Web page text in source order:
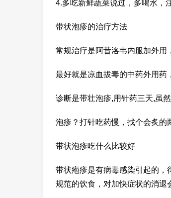
4.多吃新鲜蔬菜说过，多喝水，
带状泡疹的治疗方法
常规治疗是阿昔洛韦内服加外用
最好就是凉血拔毒的中药外用药
诊断是带壮泡疹,用针药三天,虽
泡疹？打针吃药慢，找个会炙的
带状泡疹吃什么比较好
带状疱疹是有病毒感染引起的，
规范的饮食，对加快症状的消退